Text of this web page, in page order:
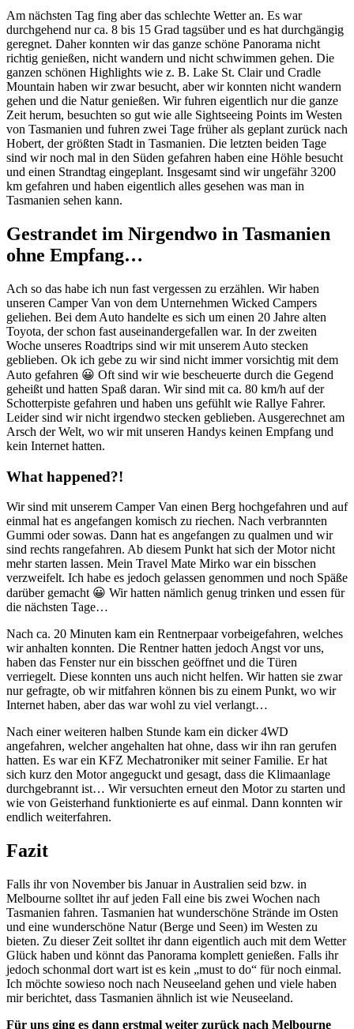
Am nächsten Tag fing aber das schlechte Wetter an. Es war
durchgehend nur ca. 8 bis 15 Grad tagsüber und es hat durchgängig
geregnet. Daher konnten wir das ganze schöne Panorama nicht
richtig genießen, nicht wandern und nicht schwimmen gehen. Die
ganzen schönen Highlights wie z. B. Lake St. Clair und Cradle
Mountain haben wir zwar besucht, aber wir konnten nicht wandern
gehen und die Natur genießen. Wir fuhren eigentlich nur die ganze
Zeit herum, besuchten so gut wie alle Sightseeing Points im Westen
von Tasmanien und fuhren zwei Tage früher als geplant zurück nach
Hobert, der größten Stadt in Tasmanien. Die letzten beiden Tage
sind wir noch mal in den Süden gefahren haben eine Höhle besucht
und einen Strandtag eingeplant. Insgesamt sind wir ungefähr 3200
km gefahren und haben eigentlich alles gesehen was man in
Tasmanien sehen kann.
Gestrandet im Nirgendwo in Tasmanien
ohne Empfang…
Ach so das habe ich nun fast vergessen zu erzählen. Wir haben
unseren Camper Van von dem Unternehmen Wicked Campers
geliehen. Bei dem Auto handelte es sich um einen 20 Jahre alten
Toyota, der schon fast auseinandergefallen war. In der zweiten
Woche unseres Roadtrips sind wir mit unserem Auto stecken
geblieben. Ok ich gebe zu wir sind nicht immer vorsichtig mit dem
Auto gefahren 😀 Oft sind wir wie bescheuerte durch die Gegend
geheißt und hatten Spaß daran. Wir sind mit ca. 80 km/h auf der
Schotterpiste gefahren und haben uns gefühlt wie Rallye Fahrer.
Leider sind wir nicht irgendwo stecken geblieben. Ausgerechnet am
Arsch der Welt, wo wir mit unseren Handys keinen Empfang und
kein Internet hatten.
What happened?!
Wir sind mit unserem Camper Van einen Berg hochgefahren und auf
einmal hat es angefangen komisch zu riechen. Nach verbrannten
Gummi oder sowas. Dann hat es angefangen zu qualmen und wir
sind rechts rangefahren. Ab diesem Punkt hat sich der Motor nicht
mehr starten lassen. Mein Travel Mate Mirko war ein bisschen
verzweifelt. Ich habe es jedoch gelassen genommen und noch Späße
darüber gemacht 😀 Wir hatten nämlich genug trinken und essen für
die nächsten Tage…
Nach ca. 20 Minuten kam ein Rentnerpaar vorbeigefahren, welches
wir anhalten konnten. Die Rentner hatten jedoch Angst vor uns,
haben das Fenster nur ein bisschen geöffnet und die Türen
verriegelt. Diese konnten uns auch nicht helfen. Wir hatten sie zwar
nur gefragte, ob wir mitfahren können bis zu einem Punkt, wo wir
Internet haben, aber das war wohl zu viel verlangt…
Nach einer weiteren halben Stunde kam ein dicker 4WD
angefahren, welcher angehalten hat ohne, dass wir ihn ran gerufen
hatten. Es war ein KFZ Mechatroniker mit seiner Familie. Er hat
sich kurz den Motor angeguckt und gesagt, dass die Klimaanlage
durchgebrannt ist… Wir versuchten erneut den Motor zu starten und
wie von Geisterhand funktionierte es auf einmal. Dann konnten wir
endlich weiterfahren.
Fazit
Falls ihr von November bis Januar in Australien seid bzw. in
Melbourne solltet ihr auf jeden Fall eine bis zwei Wochen nach
Tasmanien fahren. Tasmanien hat wunderschöne Strände im Osten
und eine wunderschöne Natur (Berge und Seen) im Westen zu
bieten. Zu dieser Zeit solltet ihr dann eigentlich auch mit dem Wetter
Glück haben und könnt das Panorama komplett genießen. Falls ihr
jedoch schonmal dort wart ist es kein „must to do“ für noch einmal.
Ich möchte sowieso noch nach Neuseeland gehen und viele haben
mir berichtet, dass Tasmanien ähnlich ist wie Neuseeland.
Für uns ging es dann erstmal weiter zurück nach Melbourne